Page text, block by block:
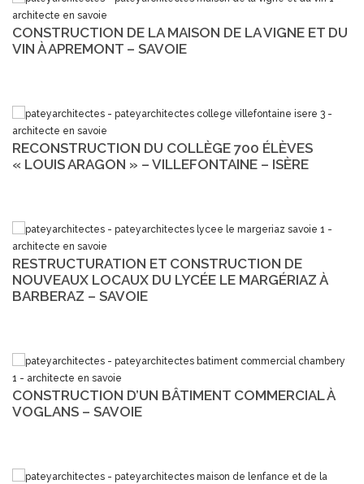
CONSTRUCTION DE LA MAISON DE LA VIGNE ET DU
VIN À APREMONT – SAVOIE
RECONSTRUCTION DU COLLÈGE 700 ÉLÈVES
« LOUIS ARAGON » – VILLEFONTAINE – ISÈRE
RESTRUCTURATION ET CONSTRUCTION DE
NOUVEAUX LOCAUX DU LYCÉE LE MARGÉRIAZ À
BARBERAZ – SAVOIE
CONSTRUCTION D’UN BÂTIMENT COMMERCIAL À
VOGLANS – SAVOIE